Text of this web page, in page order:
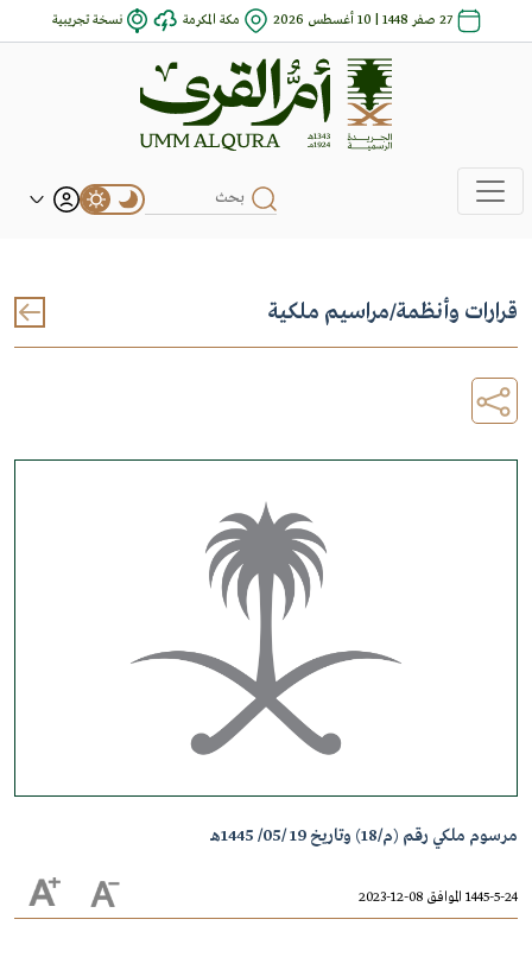
27 صفر 1448 | 10 أغسطس 2026 مكة المكرمة نسخة تجريبية
قرارات وأنظمة/مراسيم ملكية
مرسوم ملكي رقم (م/18) وتاريخ 19 /05/ 1445هـ
1445-5-24 الموافق 08-12-2023